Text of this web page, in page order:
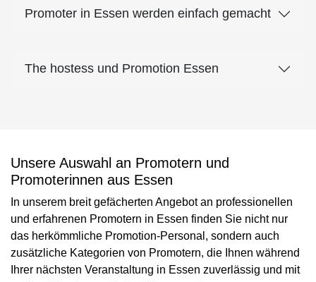
Promoter in Essen werden einfach gemacht
The hostess und Promotion Essen
Unsere Auswahl an Promotern und
Promoterinnen aus Essen
In unserem breit gefächerten Angebot an professionellen
und erfahrenen Promotern in Essen finden Sie nicht nur
das herkömmliche Promotion-Personal, sondern auch
zusätzliche Kategorien von Promotern, die Ihnen während
Ihrer nächsten Veranstaltung in Essen zuverlässig und mit